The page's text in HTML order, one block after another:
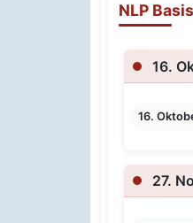
NLP
16.
16.
27.